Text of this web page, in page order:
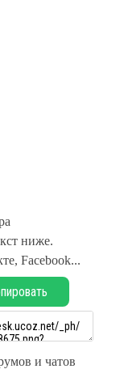
ниже.
Facebook...
и чатов